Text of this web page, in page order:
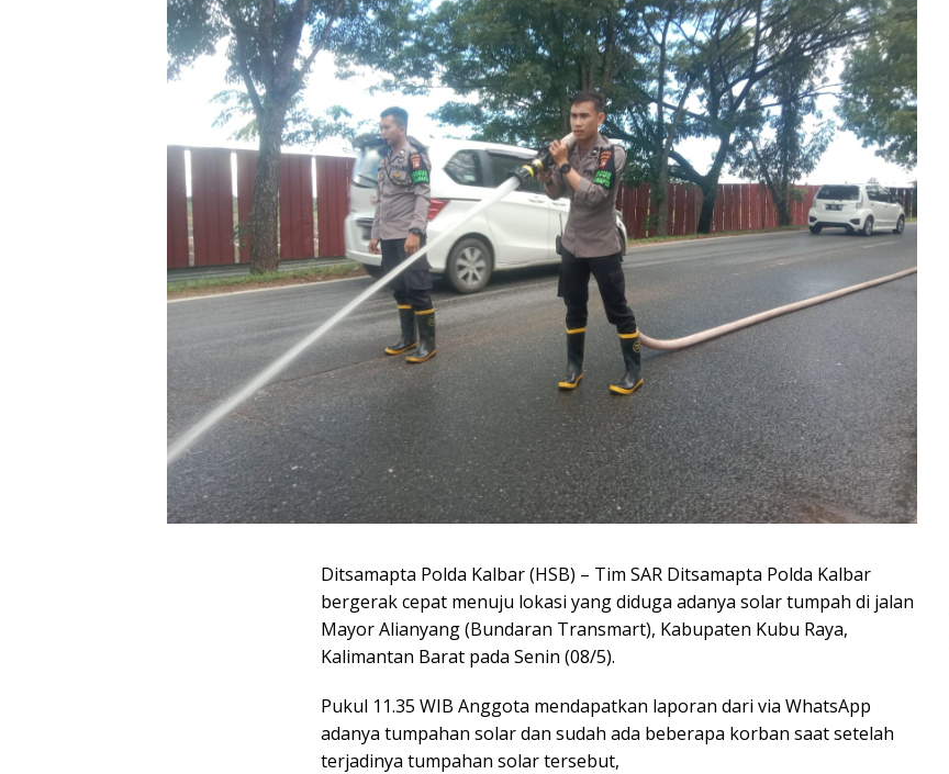
Ditsamapta Polda Kalbar (HSB) – Tim SAR Ditsamapta Polda Kalbar
bergerak cepat menuju lokasi yang diduga adanya solar tumpah di jalan
Mayor Alianyang (Bundaran Transmart), Kabupaten Kubu Raya,
Kalimantan Barat pada Senin (08/5).
Pukul 11.35 WIB Anggota mendapatkan laporan dari via WhatsApp
adanya tumpahan solar dan sudah ada beberapa korban saat setelah
terjadinya tumpahan solar tersebut,